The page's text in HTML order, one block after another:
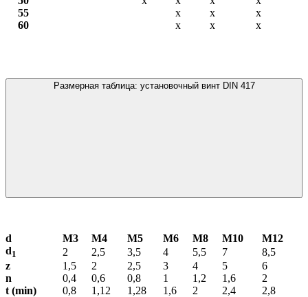
55
х х
х
60
х х х
Размерная таблица: установочный винт DIN 417
d М3 М4 М5 М6 М8 М10
М12
d1 2 2,5 3,5 4 5,5 7
8,5
z
1,5 2 2,5 3 4 5
6
n
0,4 0,6 0,8 1 1,2 1,6
2
t (min)
0,8 1,12 1,28 1,6 2 2,4 2,8